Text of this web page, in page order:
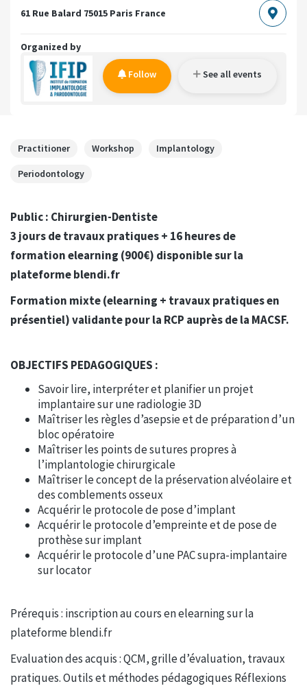
61 Rue Balard 75015 Paris France
Organized by
Follow See all events
Practitioner Workshop Implantology
Periodontology
Public : Chirurgien-Dentiste
3 jours de travaux pratiques + 16 heures de
formation elearning (900€) disponible sur la
plateforme blendi.fr
Formation mixte (elearning + travaux pratiques en
présentiel) validante pour la RCP auprès de la MACSF.
OBJECTIFS PEDAGOGIQUES :
Savoir lire, interpréter et planifier un projet
implantaire sur une radiologie 3D
Maîtriser les règles d’asepsie et de préparation d’un
bloc opératoire
Maîtriser les points de sutures propres à
l’implantologie chirurgicale
Maîtriser le concept de la préservation alvéolaire et
des comblements osseux
Acquérir le protocole de pose d’implant
Acquérir le protocole d’empreinte et de pose de
prothèse sur implant
Acquérir le protocole d’une PAC supra-implantaire
sur locator
Prérequis : inscription au cours en elearning sur la
plateforme blendi.fr
Evaluation des acquis : QCM, grille d’évaluation, travaux
pratiques. Outils et méthodes pédagogiques Réflexions